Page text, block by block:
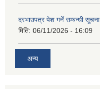
दरभाउपत्र पेश गर्ने सम्बन्धी सूचना
मिति: 06/11/2026 - 16:09
अन्य